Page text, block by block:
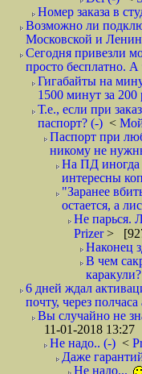
Номер заказа в
Возможно ли
Московской и
Сегодня привезли
просто бесплатно.
Гигабайты на
1500 минут за 200
Т.е., если при
паспорт? (-) <
Паспорт при
никому не
На ПД иногда
интересны
"Заранее
остается, а
Не парься.
Prizer>
Наконец
В чем
6 дней ждал
почту, через
Вы случайно не
11-01-2018 13:27
Не надо.. (-) <
Даже
Не надо...